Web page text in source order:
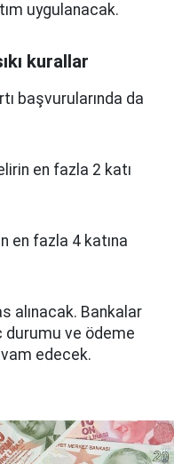
uygulanacak.
kurallar
başvurularında da
en fazla 2 katı
en fazla 4 katına
alınacak. Bankalar
durumu ve ödeme
edecek.